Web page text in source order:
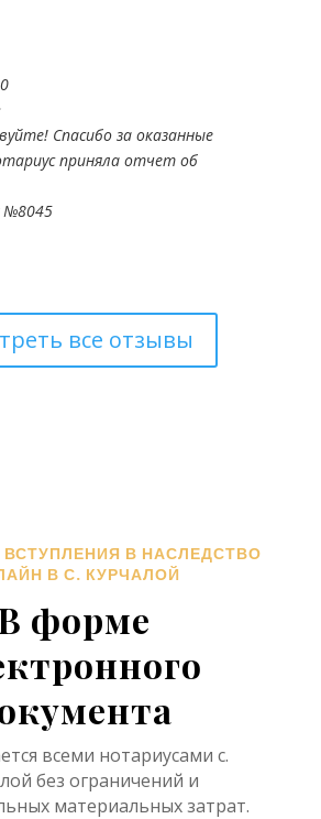
Спасибо за оказанные
приняла отчет об
№8045
все отзывы
В НАСЛЕДСТВО
В С. КУРЧАЛОЙ
форме
всеми нотариусами с.
без ограничений и
материальных затрат.